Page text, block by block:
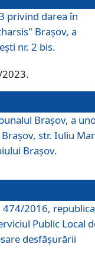
privind darea în
Brașov, a
nr. 2 bis.
2023.
Brașov, a
str. Iuliu
Brașov.
474/2016,
Public Local
desfăşurării